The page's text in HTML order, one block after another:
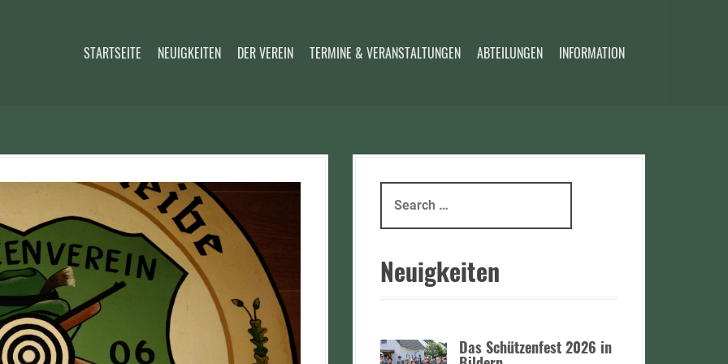
STARTSEITE NEUIGKEITEN DER VEREIN TERMINE & VERANSTALTUNGEN ABTEILUNGEN INFORMATION
a
c
r
Neuigkeiten
Das Schützenfest 2026 in